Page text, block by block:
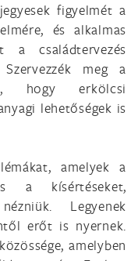
figyelmét a
és alkalmas
a családtervezés
Szervezzék meg a
hogy erkölcsi
lehetőségek is
amelyek a
a kísértéseket,
Legyenek
erőt is nyernek.
amelyben